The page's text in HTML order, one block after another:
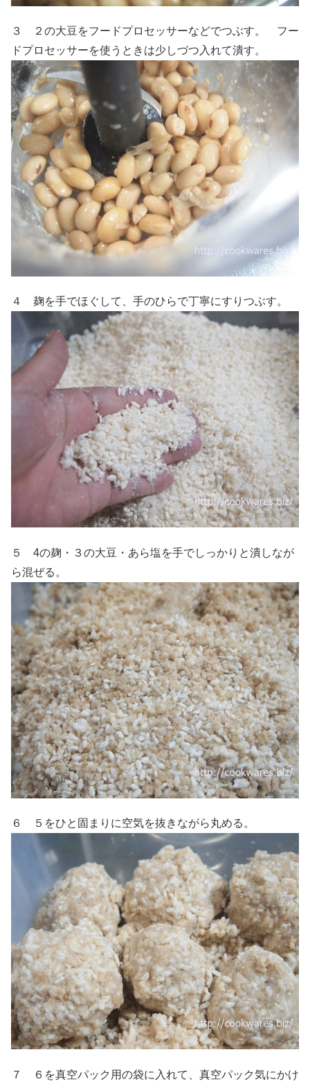
３ ２の大豆をフードプロセッサーなどでつぶす。 フー
ドプロセッサーを使うときは少しづつ入れて潰す。
４ 麹を手でほぐして、手のひらで丁寧にすりつぶす。
５ 4の麹・３の大豆・あら塩を手でしっかりと潰しなが
ら混ぜる。
６ ５をひと固まりに空気を抜きながら丸める。
７ ６を真空パック用の袋に入れて、真空パック気にかけ